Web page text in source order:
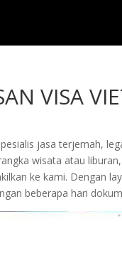
VISA
jasa terjemah,
wisata atau
ke kami. Dengan
beberapa hari